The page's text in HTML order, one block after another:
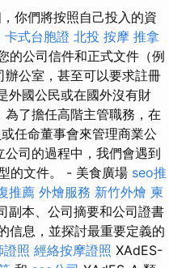
你們將按照自己投入的資
卡式台胞證 北投 按摩 推拿
的公司信件和正式文件（例
公室，甚至可以要求註冊
外國公民或在國外沒有財
為了擔任高階主管職務，在
任命董事會來管理商業公
司的過程中，我們會遇到
的文件。 - 美食廣場 seo推
推薦 外燴服務 新竹外燴 柬
副本、公司摘要和公司證書
信息，並探討最重要定義的
證照 經絡按摩證照 XAdES-